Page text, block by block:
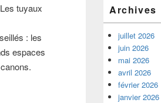
tuyaux
: les
espaces
Archives
juillet 2026
juin 2026
mai 2026
avril 2026
février 2026
janvier 2026